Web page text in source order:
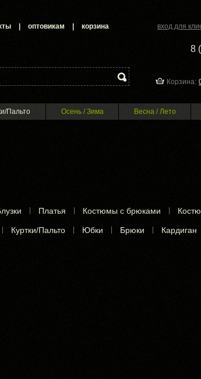
оптовикам корзина вход для
8
Корзина:
Пальто Осень / Зима Весна / Лето
Платья Костюмы с брюками
Куртки/Пальто Юбки Брюки Кардиган